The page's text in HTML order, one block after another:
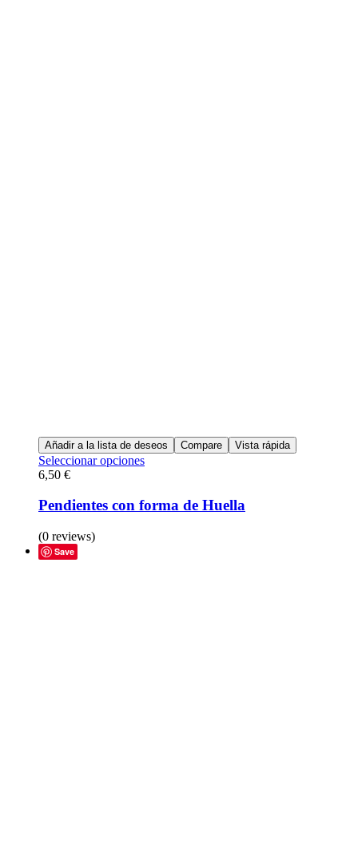
Añadir a la lista de deseos Compare Vista rápida
Seleccionar opciones
6,50 €
Pendientes con forma de Huella
(0 reviews)
Save